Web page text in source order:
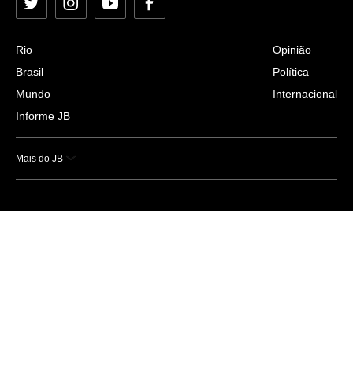
Twitter InstagramYouTubeFacebook
Rio
Brasil
Mundo
Informe JB
Opinião
Política
Internacional
Mais do JB
Esportes